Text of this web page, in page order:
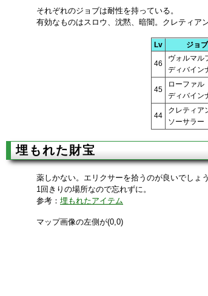
それぞれのジョブは耐性を持っている。
有効なものはスロウ、沈黙、暗闇。クレティア
Lv ジョブ
46
ヴォルマル
ディバイン
45
ローファル
ディバイン
44
クレティア
ソーサラー
埋もれた財宝
薬しかない。エリクサーを拾うのが良いでしょう
1回きりの場所なので忘れずに。
参考： 埋もれたアイテム
マップ画像の左側が(0,0)